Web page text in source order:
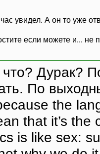
увидел. А он то уже
если можете и...
Дурак?
По
the
that it’s the
is like sex: